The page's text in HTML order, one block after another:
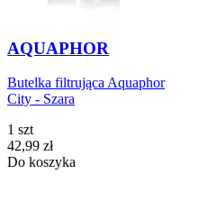
AQUAPHOR
Butelka filtrująca Aquaphor
City - Szara
1 szt
Cena
42,99 zł
Do koszyka